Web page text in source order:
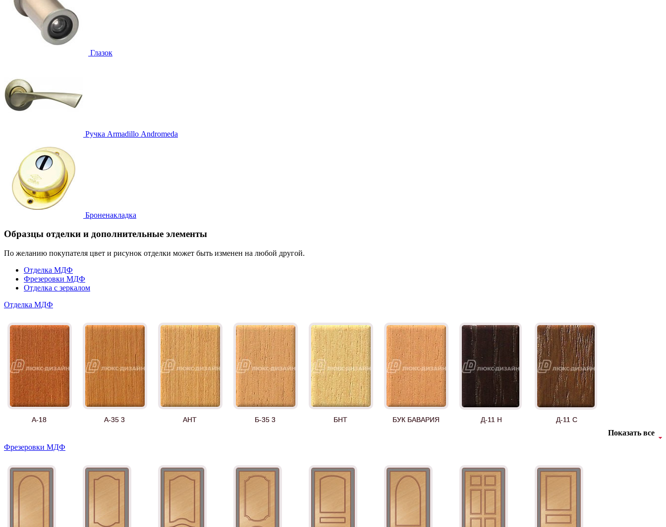
Глазок
Ручка Armadillo Аndromeda
Броненакладка
Образцы отделки и дополнительные элементы
По желанию покупателя цвет и рисунок отделки может быть изменен на любой другой.
Отделка МДФ
Фрезеровки МДФ
Отделка с зеркалом
Отделка МДФ
А-18 А-35 3 АНТ Б-35 3 БНТ БУК БАВАРИЯ Д-11 Н Д-11 С
Показать все
Фрезеровки МДФ